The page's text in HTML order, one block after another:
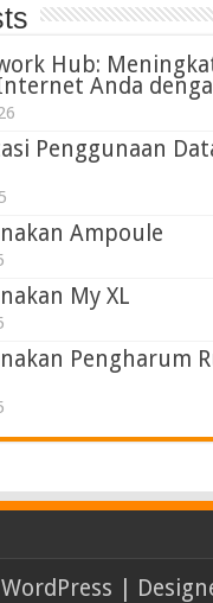
Hub:
Anda
Penggunaan
Ampoule
My XL
Pengharum
WordPress |